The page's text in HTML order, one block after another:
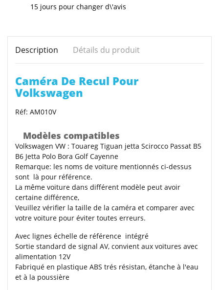
15 jours pour changer d\'avis
Description Détails du produit
Caméra De Recul Pour
Volkswagen
Réf: AM010V
Modèles compatibles
Volkswagen VW : Touareg Tiguan jetta Scirocco Passat B5
B6 Jetta Polo Bora Golf Cayenne
Remarque: les noms de voiture mentionnés ci-dessus
sont là pour référence.
La même voiture dans différent modèle peut avoir
certaine différence,
Veuillez vérifier la taille de la caméra et comparer avec
votre voiture pour éviter toutes erreurs.
Avec lignes échelle de référence intégré
Sortie standard de signal AV, convient aux voitures avec
alimentation 12V
Fabriqué en plastique ABS trés résistan, étanche à l'eau
et à la poussière